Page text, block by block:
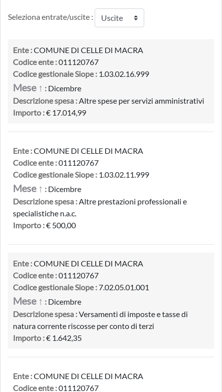
Seleziona entrate/uscite :
Ente :COMUNE DI CELLE DI MACRA
Codice ente :011120767
Codice gestionale Siope : 1.03.02.16.999
Mese ↑ : Dicembre
Descrizione spesa :Altre spese per servizi amministrativi
Importo :€ 17.014,99
Ente :COMUNE DI CELLE DI MACRA
Codice ente :011120767
Codice gestionale Siope : 1.03.02.11.999
Mese ↑ : Dicembre
Descrizione spesa :Altre prestazioni professionali e
specialistiche n.a.c.
Importo :€ 500,00
Ente :COMUNE DI CELLE DI MACRA
Codice ente :011120767
Codice gestionale Siope :7.02.05.01.001
Mese ↑ : Dicembre
Descrizione spesa :Versamenti di imposte e tasse di
natura corrente riscosse per conto di terzi
Importo :€ 1.642,35
Ente :COMUNE DI CELLE DI MACRA
Codice ente :011120767